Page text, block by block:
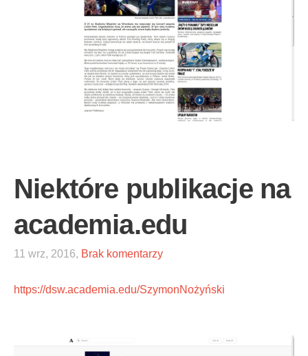
Niektóre publikacje na
academia.edu
11 wrz, 2016, Brak komentarzy
https://dsw.academia.edu/SzymonNożyński